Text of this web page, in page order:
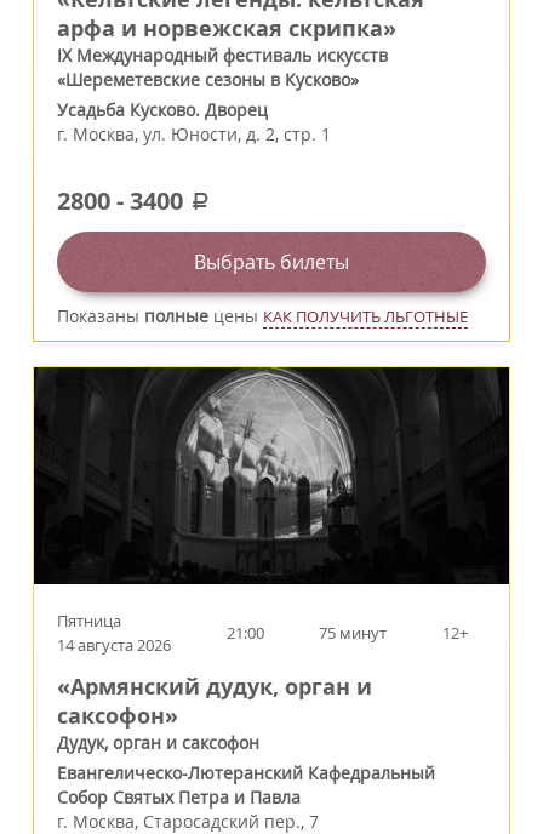
арфа и норвежская скрипка»
IX Международный фестиваль искусств
«Шереметевские сезоны в Кусково»
Усадьба Кусково. Дворец
г. Москва, ул. Юности, д. 2, стр. 1
2800-3400 a
Выбрать билеты
Показаны полные цены КАК ПОЛУЧИТЬ ЛЬГОТНЫЕ
Пятница
14 августа 2026
21:00 75 минут 12+
«Армянский дудук, орган и
саксофон»
Дудук, орган и саксофон
Евангелическо-Лютеранский Кафедральный
Собор Святых Петра и Павла
г. Москва, Старосадский пер., 7